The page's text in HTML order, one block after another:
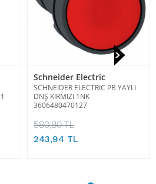
Schneider Electric
SCHNEIDER ELECTRIC PB YAYLI
DNŞ KIRMIZI 1NK
3606480470127
580,80 TL
243,94 TL